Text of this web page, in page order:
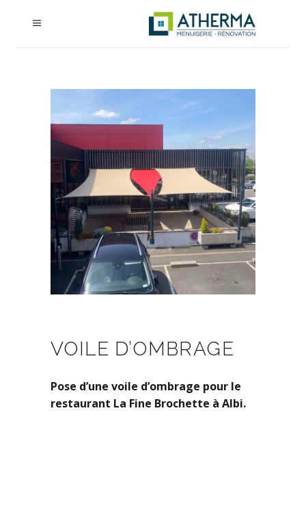
VOILE D’OMBRAGE
Pose d’une voile d’ombrage pour le
restaurant La Fine Brochette à Albi.